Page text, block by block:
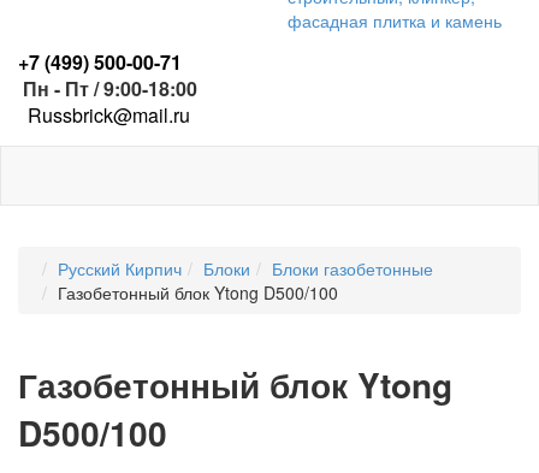
+7 (499)500-00-71
Пн - Пт / 9:00-18:00
Russbrick@mail.ru
Русский Кирпич Блоки
Блоки газобетонные
Газобетонный блок Ytong D500/100
Газобетонный блок Ytong
D500/100